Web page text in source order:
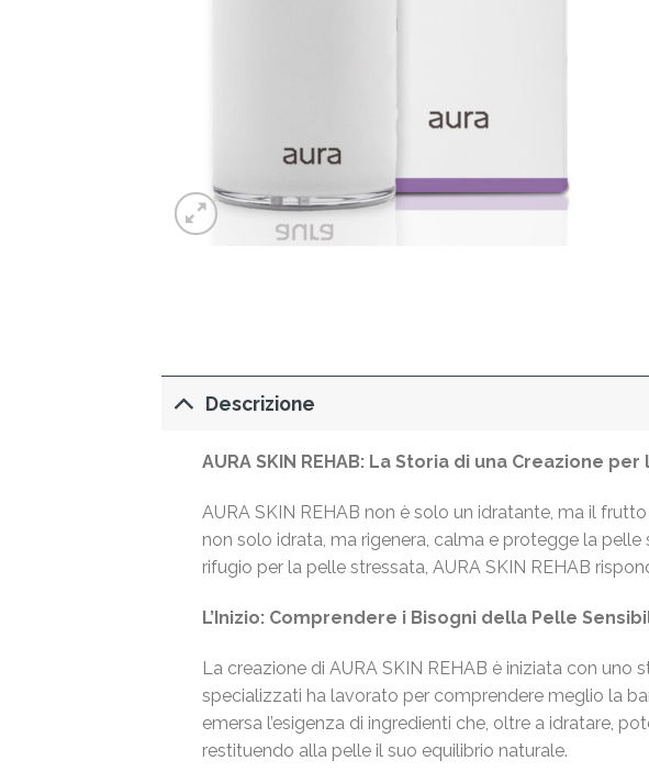
Descrizione
AURA SKIN REHAB: La Storia di una Creazione
AURA SKIN REHAB non è solo un idratante, ma il
non solo idrata, ma rigenera, calma e protegge la
rifugio per la pelle stressata, AURA SKIN REHAB
L’Inizio: Comprendere i Bisogni della Pelle
La creazione di AURA SKIN REHAB è iniziata con
specializzati ha lavorato per comprendere meglio la
emersa l’esigenza di ingredienti che, oltre a idratare,
restituendo alla pelle il suo equilibrio naturale.